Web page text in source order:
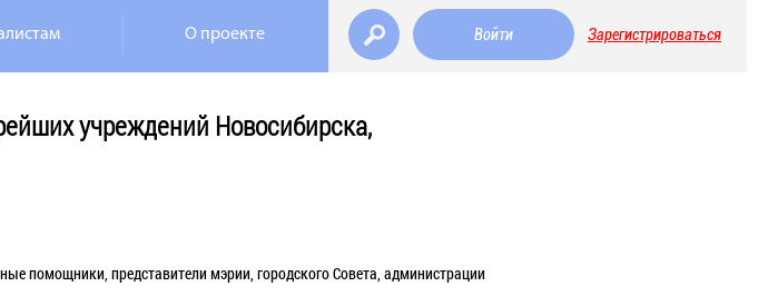
О проекте Войти Зарегистрироваться
учреждений Новосибирска,
помощники, представители мэрии, городского Совета, администрации